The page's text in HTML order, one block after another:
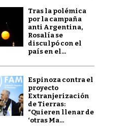
Tras la polémica
por la campaña
anti Argentina,
Rosalía se
disculpó con el
país en el...
Espinoza contra el
proyecto
Extranjerización
de Tierras:
“Quieren llenar de
‘otras Ma...